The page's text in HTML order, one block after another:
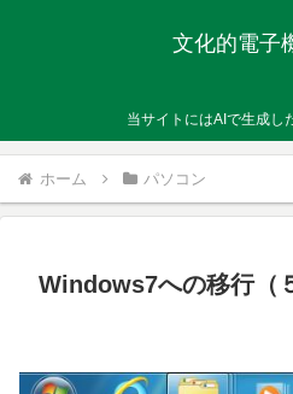
文化的電子
当サイトにはAIで生成し
ホーム パソコン
Windows7への移行（